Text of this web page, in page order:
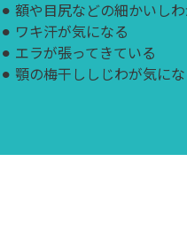
⚫︎ 額や目尻などの細かいし
⚫︎ ワキ汗が気になる
⚫︎ エラが張ってきている
⚫︎ 顎の梅干ししじわが気に